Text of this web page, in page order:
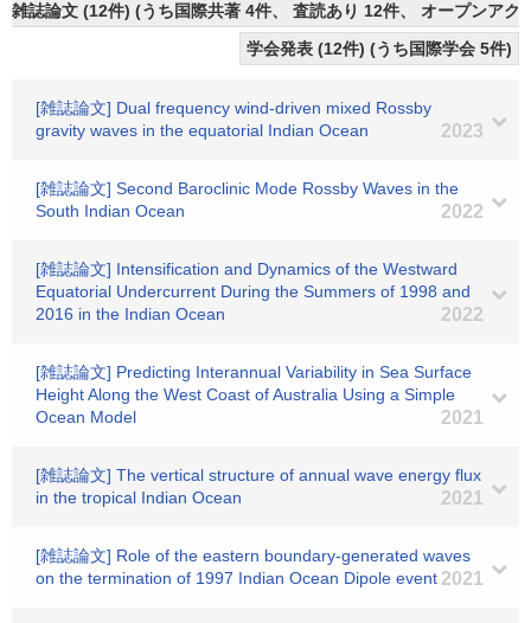
雑誌論文 (12件) (うち国際共著 4件、 査読あり 12件、 オープンアク
学会発表 (12件) (うち国際学会 5件)
[雑誌論文] Dual frequency wind-driven mixed Rossby
gravity waves in the equatorial Indian Ocean
2023
[雑誌論文] Second Baroclinic Mode Rossby Waves in the
South Indian Ocean
2022
[雑誌論文] Intensification and Dynamics of the Westward
Equatorial Undercurrent During the Summers of 1998 and
2016 in the Indian Ocean
2022
[雑誌論文] Predicting Interannual Variability in Sea Surface
Height Along the West Coast of Australia Using a Simple
Ocean Model
2021
[雑誌論文] The vertical structure of annual wave energy flux
in the tropical Indian Ocean
2021
[雑誌論文] Role of the eastern boundary-generated waves
on the termination of 1997 Indian Ocean Dipole event 2021